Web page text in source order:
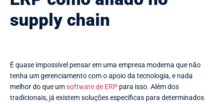
supply chain
É quase impossível pensar em uma empresa moderna que não
tenha um gerenciamento com o apoio da tecnologia, e nada
melhor do que umsoftware de ERP para isso. Além dos
tradicionais, já existem soluções específicas para determinados